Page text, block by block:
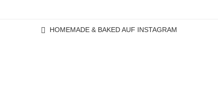
HOMEMADE & BAKED AUF INSTAGRAM